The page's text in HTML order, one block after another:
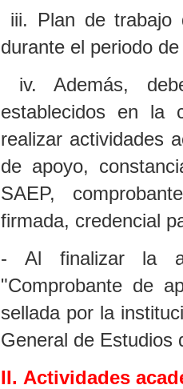
iii. Plan de trabajo
durante el periodo
iv. Además,
establecidos en la
realizar actividades
de apoyo,
SAEP,
firmada, credencial
- Al finalizar la
"Comprobante de
sellada por la
General de Estudios
II. Actividades